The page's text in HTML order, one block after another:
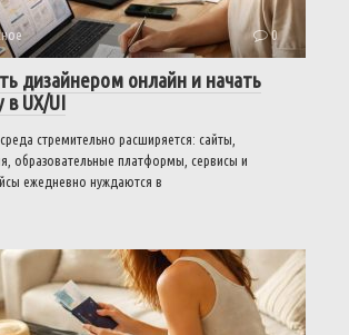
0
дизайнером онлайн и начать
в UX/UI
стремительно расширяется: сайты,
образовательные платформы, сервисы и
ежедневно нуждаются в